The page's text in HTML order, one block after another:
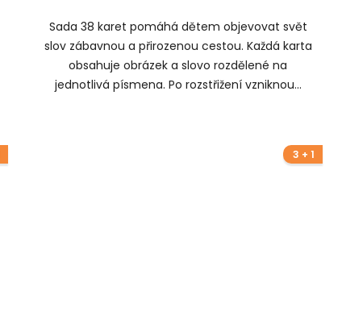
Sada 38 karet pomáhá dětem objevovat svět
slov zábavnou a přirozenou cestou. Každá karta
obsahuje obrázek a slovo rozdělené na
jednotlivá písmena. Po rozstřižení vzniknou...
3 + 1